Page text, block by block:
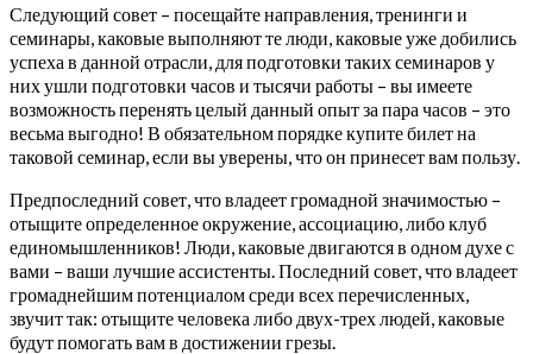
Следующий совет – посещайте направления, тренинги и
семинары, каковые выполняют те люди, каковые уже добились
успеха в данной отрасли, для подготовки таких семинаров у
них ушли подготовки часов и тысячи работы – вы имеете
возможность перенять целый данный опыт за пара часов – это
весьма выгодно! В обязательном порядке купите билет на
таковой семинар, если вы уверены, что он принесет вам пользу.
Предпоследний совет, что владеет громадной значимостью –
отыщите определенное окружение, ассоциацию, либо клуб
единомышленников! Люди, каковые двигаются в одном духе с
вами – ваши лучшие ассистенты. Последний совет, что владеет
громаднейшим потенциалом среди всех перечисленных,
звучит так: отыщите человека либо двух-трех людей, каковые
будут помогать вам в достижении грезы.